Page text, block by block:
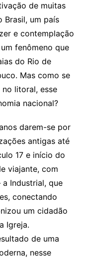
de muitas
Brasil, um país
e contemplação
fenômeno que
do Rio de
Mas como se
litoral, esse
nacional?
darem-se por
antigas até
17 e início do
viajante, com
Industrial, que
conectando
um cidadão
Igreja.
de uma
nesse